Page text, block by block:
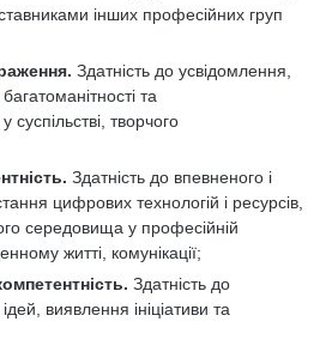
інших професійних груп
Здатність до усвідомлення,
та
суспільстві, творчого
Здатність до впевненого і
цифрових технологій і ресурсів,
середовища у професійній
житті, комунікації;
Здатність до
виявлення ініціативи та